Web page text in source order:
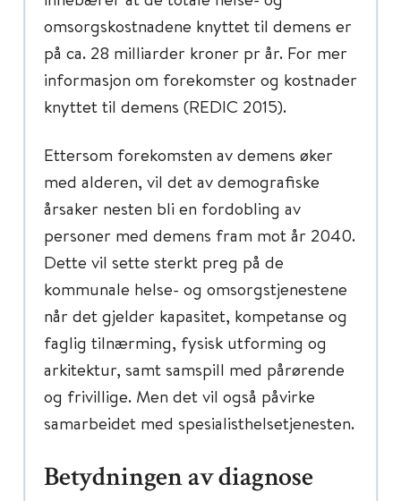
omsorgskostnadene knyttet til demens er
på ca. 28 milliarder kroner pr år. For mer
informasjon om forekomster og kostnader
knyttet til demens (REDIC 2015).
Ettersom forekomsten av demens øker
med alderen, vil det av demografiske
årsaker nesten bli en fordobling av
personer med demens fram mot år 2040.
Dette vil sette sterkt preg på de
kommunale helse- og omsorgstjenestene
når det gjelder kapasitet, kompetanse og
faglig tilnærming, fysisk utforming og
arkitektur, samt samspill med pårørende
og frivillige. Men det vil også påvirke
samarbeidet med spesialisthelsetjenesten.
Betydningen av diagnose